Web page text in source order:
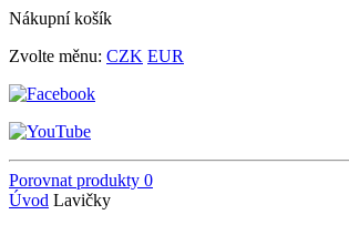
Nákupní košík
Zvolte měnu: CZK EUR
Porovnat produkty 0
Úvod Lavičky